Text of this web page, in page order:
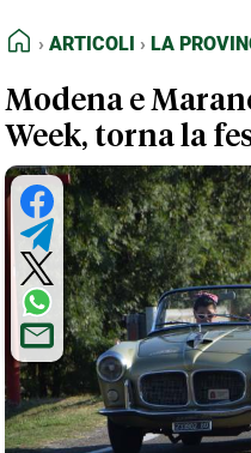
FEED RSS
NORMATIVE
TERMINI e
HOME
ARTICOLI LA
Modena e
Week, torna la